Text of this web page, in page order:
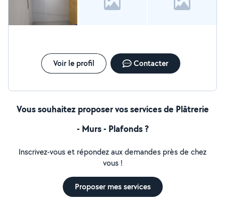
Voir le profil Contacter
Vous souhaitez proposer vos services de Plâtrerie
- Murs - Plafonds ?
Inscrivez-vous et répondez aux demandes près de chez
vous !
Proposer mes services